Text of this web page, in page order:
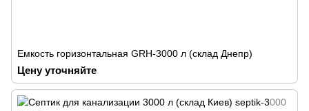
Емкость горизонтальная GRH-3000 л (склад Днепр)
Цену уточняйте